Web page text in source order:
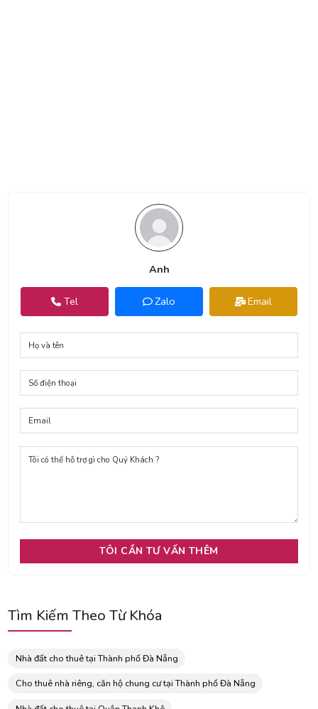
Anh
Tel Zalo Email
Tìm Kiếm Theo Từ Khóa
Nhà đất cho thuê tại Thành phố Đà Nẵng
Cho thuê nhà riêng, căn hộ chung cư tại Thành phố Đà Nẵng